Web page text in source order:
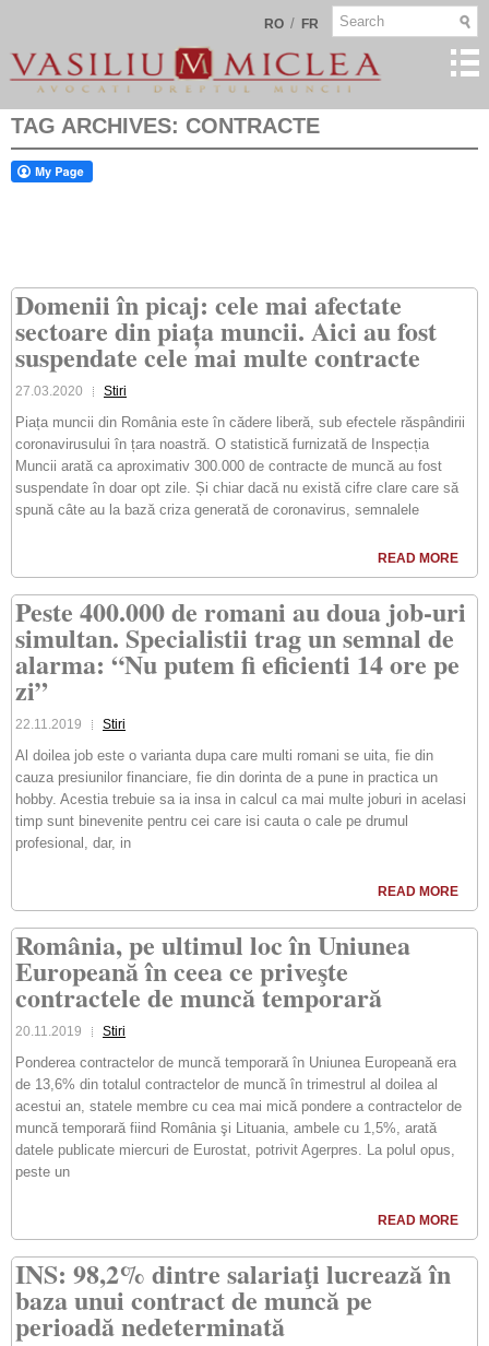
RO / FR
TAG ARCHIVES: CONTRACTE
Domenii în picaj: cele mai afectate
sectoare din piața muncii. Aici au fost
suspendate cele mai multe contracte
27.03.2020 Stiri
Piața muncii din România este în cădere liberă, sub efectele răspândirii
coronavirusului în țara noastră. O statistică furnizată de Inspecția
Muncii arată ca aproximativ 300.000 de contracte de muncă au fost
suspendate în doar opt zile. Și chiar dacă nu există cifre clare care să
spună câte au la bază criza generată de coronavirus, semnalele
READ MORE
Peste 400.000 de romani au doua job-uri
simultan. Specialistii trag un semnal de
alarma: “Nu putem fi eficienti 14 ore pe
zi”
22.11.2019 Stiri
Al doilea job este o varianta dupa care multi romani se uita, fie din
cauza presiunilor financiare, fie din dorinta de a pune in practica un
hobby. Acestia trebuie sa ia insa in calcul ca mai multe joburi in acelasi
timp sunt binevenite pentru cei care isi cauta o cale pe drumul
profesional, dar, in
READ MORE
România, pe ultimul loc în Uniunea
Europeană în ceea ce priveşte
contractele de muncă temporară
20.11.2019 Stiri
Ponderea contractelor de muncă temporară în Uniunea Europeană era
de 13,6% din totalul contractelor de muncă în trimestrul al doilea al
acestui an, statele membre cu cea mai mică pondere a contractelor de
muncă temporară fiind România şi Lituania, ambele cu 1,5%, arată
datele publicate miercuri de Eurostat, potrivit Agerpres. La polul opus,
peste un
READ MORE
INS: 98,2% dintre salariaţi lucrează în
baza unui contract de muncă pe
perioadă nedeterminată